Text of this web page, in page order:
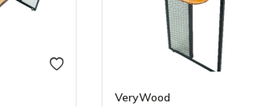
VeryWood